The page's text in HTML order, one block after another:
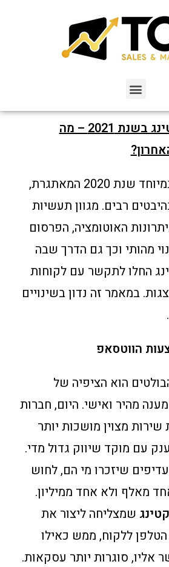
שירותי טלמרקטינג בשנת 2021 – מה
העשור האחרון ובמיוחד שנת 2020 המאתגרת,
רבים. מגוון תעשיות
האוטומציה, הפרסום
מהותי וכך גם הדרך שבה
החלו לתקשר עם לקוחות
במאמר זה נדון בשינויים
הווטסאפ
הוא הציפיה של
מהיר ואישי. היום, חברות
מצוין מושכות יותר
עם מוקד שיווק גדול מדי.
שיזכרו מי הם, לחוש
מאלף ולא אחד ממיליון.
שמצליחה ליצור את
ללקוח, ממש כאילו
סוגרות יותר עסקאות.